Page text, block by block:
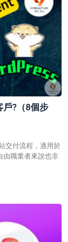
戶?（8個步
交付流程，適用於
由職業者來說也非